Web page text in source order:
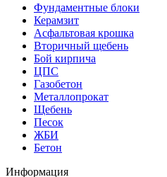
Фундаментные блоки
Керамзит
Асфальтовая крошка
Вторичный щебень
Бой кирпича
ЦПС
Газобетон
Металлопрокат
Щебень
Песок
ЖБИ
Бетон
Информация